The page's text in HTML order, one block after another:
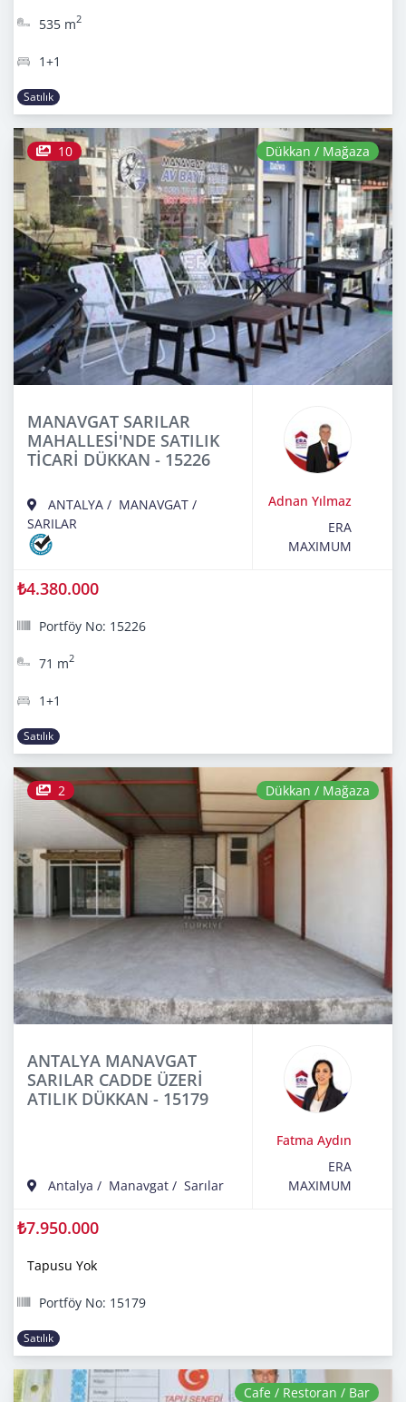
535 m2
1+1
Satılık
10 Dükkan / Mağaza
MANAVGAT SARILAR
MAHALLESİ'NDE SATILIK
TİCARİ DÜKKAN - 15226
ANTALYA / MANAVGAT /
SARILAR
Adnan Yılmaz
ERA
MAXIMUM
₺4.380.000
Portföy No: 15226
71 m2
1+1
Satılık
2 Dükkan / Mağaza
ANTALYA MANAVGAT
SARILAR CADDE ÜZERİ
ATILIK DÜKKAN - 15179
Antalya / Manavgat / Sarılar
Fatma Aydın
ERA
MAXIMUM
₺7.950.000
Tapusu Yok
Portföy No: 15179
Satılık
Cafe / Restoran / Bar